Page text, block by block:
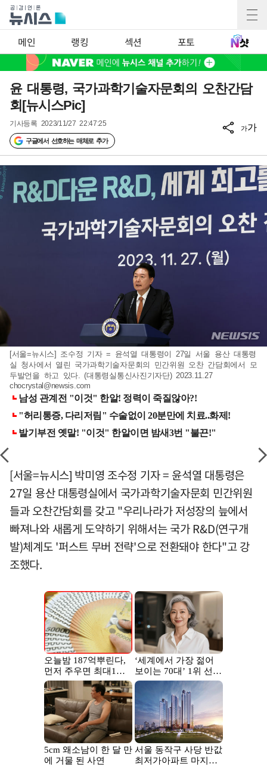
메인 랭킹 섹션 포토
윤 대통령, 국가과학기술자문회의 오찬간담
회[뉴시스Pic]
기사등록 2023/11/27 22:47:25
구글에서 선호하는 매체로 추가
가가
[서울=뉴시스] 조수정 기자 = 윤석열 대통령이 27일 서울 용산 대통령
실 청사에서 열린 국가과학기술자문회의 민간위원 오찬 간담회에서 모
두발언을 하고 있다. (대통령실통신사진기자단) 2023.11.27
chocrystal@newsis.com
[서울=뉴시스] 박미영 조수정 기자 = 윤석열 대통령은
27일 용산 대통령실에서 국가과학기술자문회 민간위원
들과 오찬간담회를 갖고 "우리나라가 저성장의 늪에서
빠져나와 새롭게 도약하기 위해서는 국가 R&D(연구개
발)체계도 '퍼스트 무버 전략'으로 전환돼야 한다"고 강
조했다.